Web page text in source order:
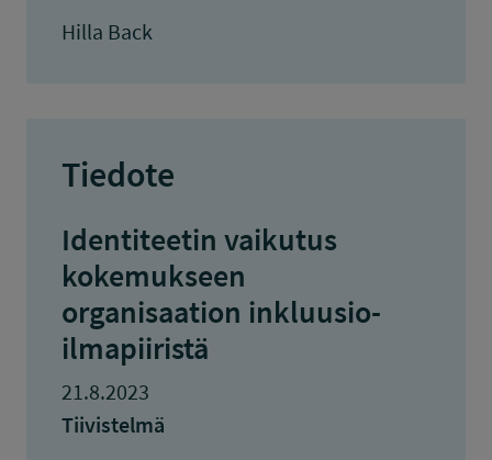
Hilla Back
Tiedote
Identiteetin vaikutus
kokemukseen
organisaation inkluusio-
ilmapiiristä
21.8.2023
Tiivistelmä